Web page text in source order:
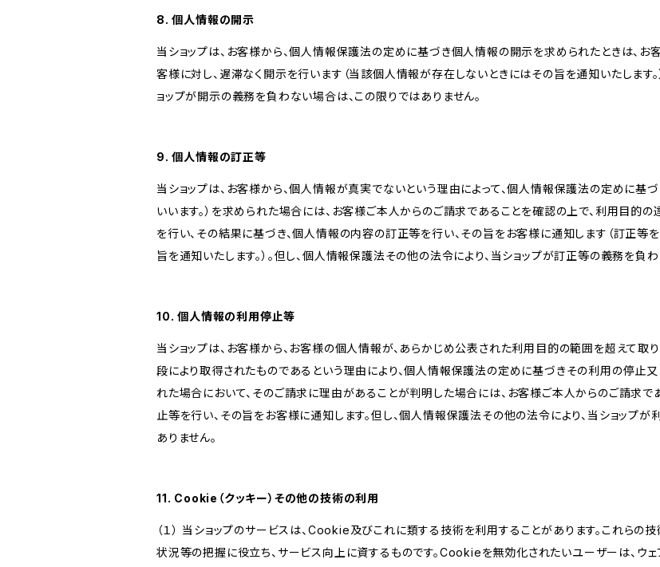
8. 個人情報の開示
当ショップは、お客様から、個人情報保護法の定めに基づき個人情報の開示を求められたときは、お
客様に対し、遅滞なく開示を行います（当該個人情報が存在しないときにはその旨を通知いたします。
ョップが開示の義務を負わない場合は、この限りではありません。
9. 個人情報の訂正等
当ショップは、お客様から、個人情報が真実でないという理由によって、個人情報保護法の定めに基
いいます。）を求められた場合には、お客様ご本人からのご請求であることを確認の上で、利用目的
を行い、その結果に基づき、個人情報の内容の訂正等を行い、その旨をお客様に通知します（訂正等
旨を通知いたします。）。但し、個人情報保護法その他の法令により、当ショップが訂正等の義務を負
10. 個人情報の利用停止等
当ショップは、お客様から、お客様の個人情報が、あらかじめ公表された利用目的の範囲を超えて
段により取得されたものであるという理由により、個人情報保護法の定めに基づきその利用の停止又
れた場合において、そのご請求に理由があることが判明した場合には、お客様ご本人からのご請求
止等を行い、その旨をお客様に通知します。但し、個人情報保護法その他の法令により、当ショップ
ありません。
11. Cookie（クッキー）その他の技術の利用
（１） 当ショップのサービスは、Cookie及びこれに類する技術を利用することがあります。これらの
状況等の把握に役立ち、サービス向上に資するものです。Cookieを無効化されたいユーザーは、ウ